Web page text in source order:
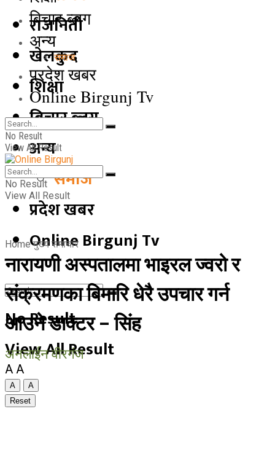
राजनिती
खेलकुद
शिक्षा
बिचार ब्लग
अन्य
समाज
प्रदेश खबर
Online Birgunj Tv
No Result
View All Result
बिचार ब्लग
अन्य
समाज
प्रदेश खबर
Online Birgunj Tv
No Result
View All Result
No Result
View All Result
Home मुख्य समाचार
नारायणी अस्पतालमा भाइरल ज्वरो र
संक्रमणका बिमारि धेरै उपचार गर्न
आउने डाक्टर – सिंह
अनलाईन वीरगंज
A A
A
A
Reset